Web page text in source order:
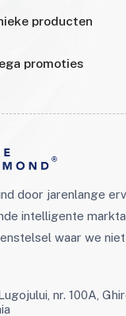
producten
promoties
door jarenlange
intelligente
waar we niet
nr. 100A,